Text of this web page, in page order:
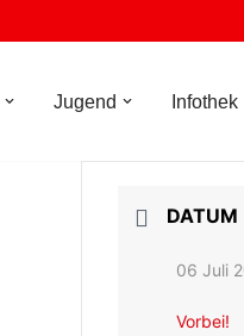
Jugend Infothek
DATUM
06 Juli
Vorbei!